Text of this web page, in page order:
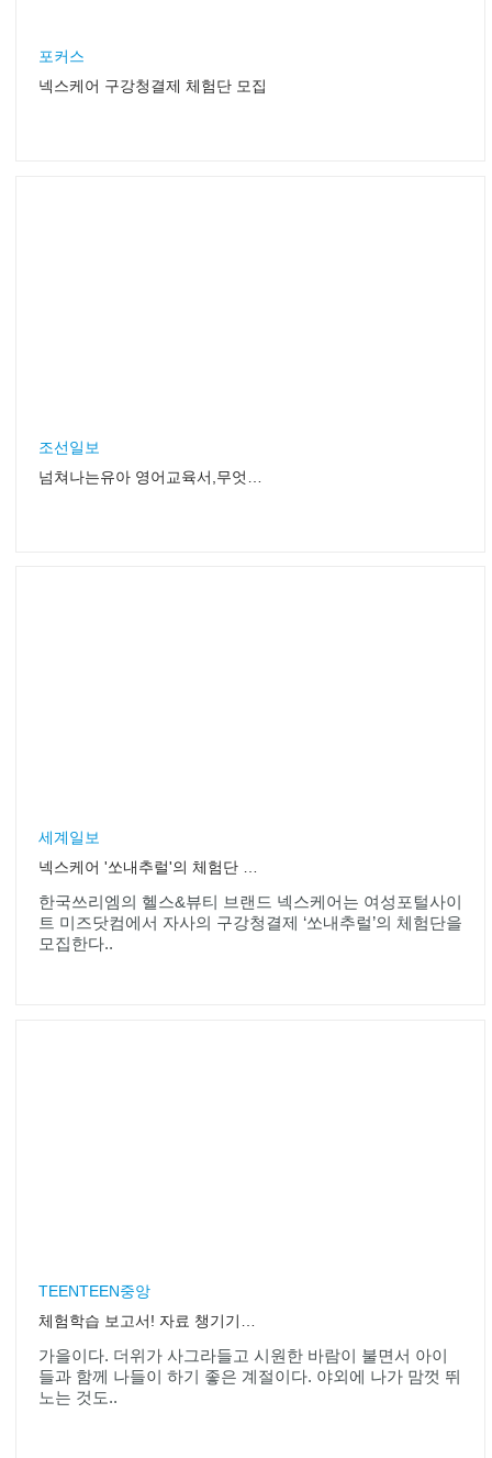
포커스
넥스케어 구강청결제 체험단 모집
조선일보
세계일보
넥스케어 '쏘내추럴'의 체험단 모집
한국쓰리엠의 헬스&뷰티 브랜드 넥스케어는 여성포털사이
트 미즈닷컴에서 자사의 구강청결제 ‘쏘내추럴’의 체험단을
모집한다..
TEENTEEN중앙
체험학습 보고서! 자료 챙기기는 기본… 수시로 메모하라
가을이다. 더위가 사그라들고 시원한 바람이 불면서 아이
들과 함께 나들이 하기 좋은 계절이다. 야외에 나가 맘껏 뛰
노는 것도..